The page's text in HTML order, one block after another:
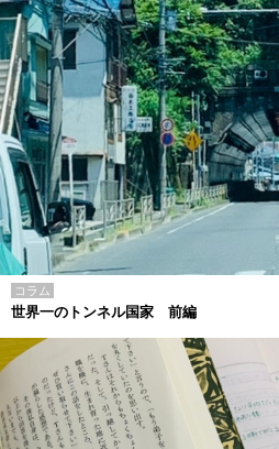
コラム
世界一のトンネル国家 前編